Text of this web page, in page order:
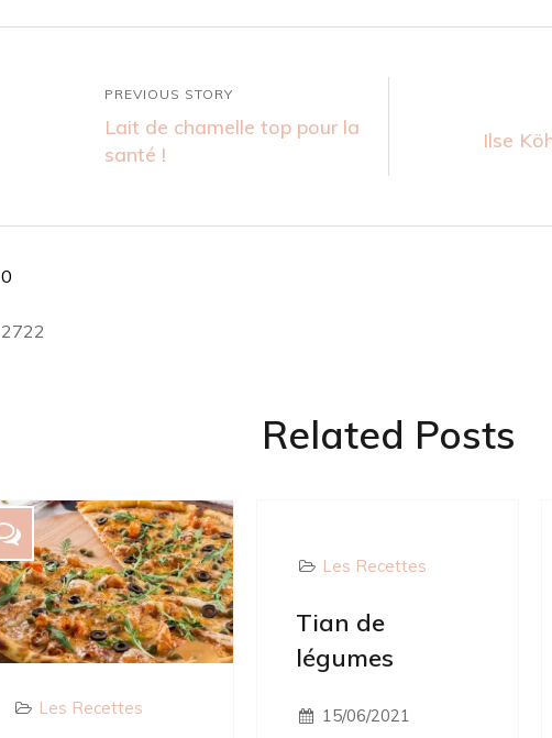
PREVIOUS STORY
Lait de chamelle top pour la
santé !
Ilse
0
2722
Related Posts
Les Recettes
Les Recettes
Tian de
légumes
15/06/2021